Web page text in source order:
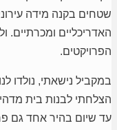
שטחים בקנה מידה
האדריכליים
הפרויקטים.
במקביל נישאתי, נולדו
הצלחתי לבנות בית
עד שיום בהיר אחד גם